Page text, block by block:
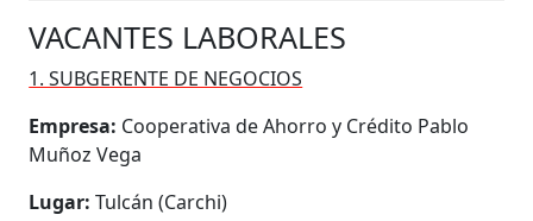
VACANTES LABORALES
1. SUBGERENTE DE NEGOCIOS
Empresa: Cooperativa de Ahorro y Crédito Pablo
Muñoz Vega
Lugar:Tulcán (Carchi)